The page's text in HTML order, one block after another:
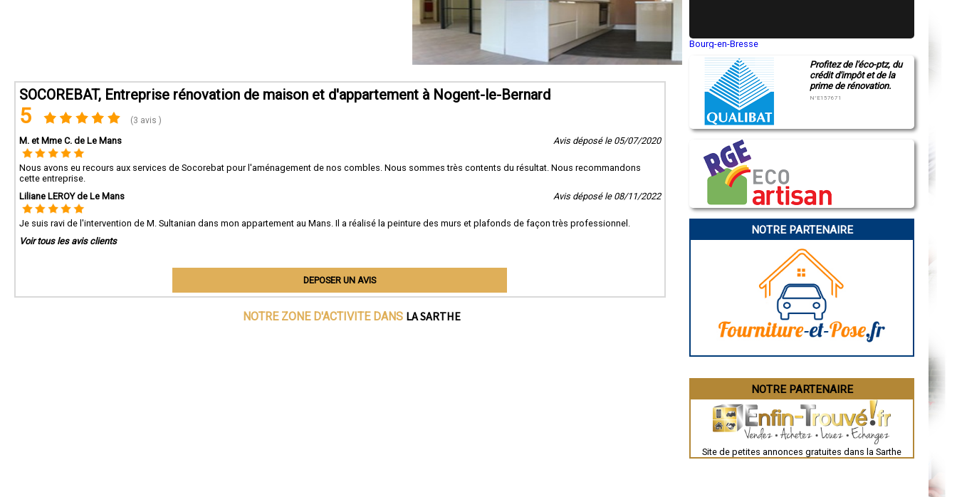
SOCOREBAT, Entreprise rénovation de maison et d'appartement à Nogent-le-Bernard
5 (3 avis )
M. et Mme C. de Le Mans Avis déposé le 05/07/2020
Nous avons eu recours aux services de Socorebat pour l'aménagement de nos combles. Nous sommes très contents du résultat. Nous recommandons
cette entreprise.
Liliane LEROY de Le Mans
Avis déposé le 08/11/2022
Je suis ravi de l'intervention de M. Sultanian dans mon appartement au Mans. Il a réalisé la peinture des murs et plafonds de façon très professionnel.
Voir tous les avis clients
DEPOSER UN AVIS
NOTRE ZONE D'ACTIVITE DANS LA SARTHE
Bourg-en-Bresse
Montluçon
Manosque
Gap
Charleville-Mézières
Pamiers
Narbonne
Rodez
Marseille
Caen
Angoulême
La Rochelle
Brive-la-Gaillarde
Chartres
Toulouse
Châteauroux
Grenoble
Mont-de-Marsan
Blois
Profitez de l'éco-ptz, du
crédit d'impôt et de la
prime de rénovation.
N°E157671
NOTRE PARTENAIRE
NOTRE PARTENAIRE
Site de petites annonces gratuites dans la Sarthe